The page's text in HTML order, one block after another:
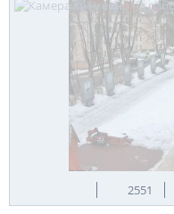
2551